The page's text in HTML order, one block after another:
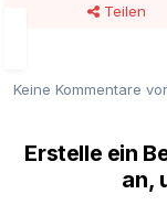
Teilen
Keine Kommentare
Erstelle ein
an,